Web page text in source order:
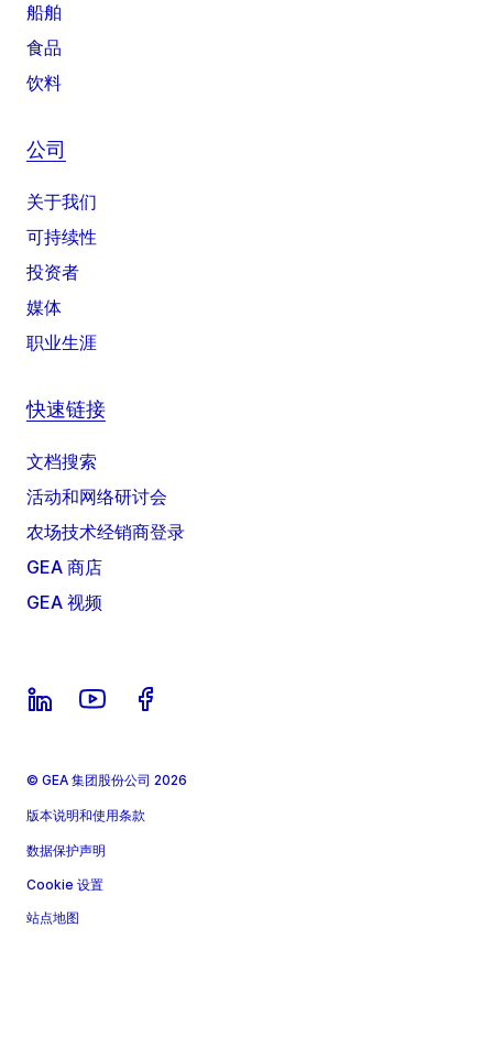
船舶
食品
饮料
公司
关于我们
可持续性
投资者
媒体
职业生涯
快速链接
文档搜索
活动和网络研讨会
农场技术经销商登录
GEA 商店
GEA 视频
© GEA 集团股份公司 2026
版本说明和使用条款
数据保护声明
Cookie 设置
站点地图